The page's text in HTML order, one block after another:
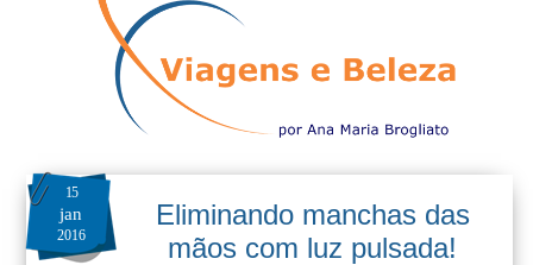
15
jan
2016
Eliminando manchas das
mãos com luz pulsada!